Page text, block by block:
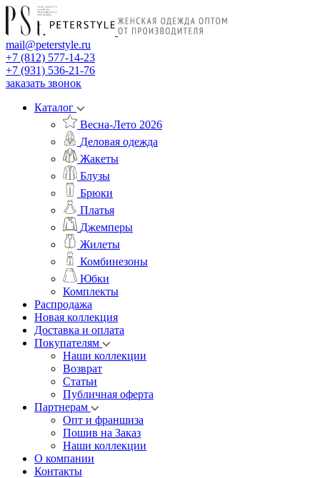
mail@peterstyle.ru
+7 (812) 577-14-23
+7 (931) 536-21-76
заказать звонок
Каталог
Весна-Лето 2026
Деловая одежда
Жакеты
Блузы
Брюки
Платья
Джемперы
Жилеты
Комбинезоны
Юбки
Комплекты
Распродажа
Новая коллекция
Доставка и оплата
Покупателям
Наши коллекции
Возврат
Статьи
Публичная оферта
Партнерам
Опт и франшиза
Пошив на Заказ
Наши коллекции
О компании
Контакты